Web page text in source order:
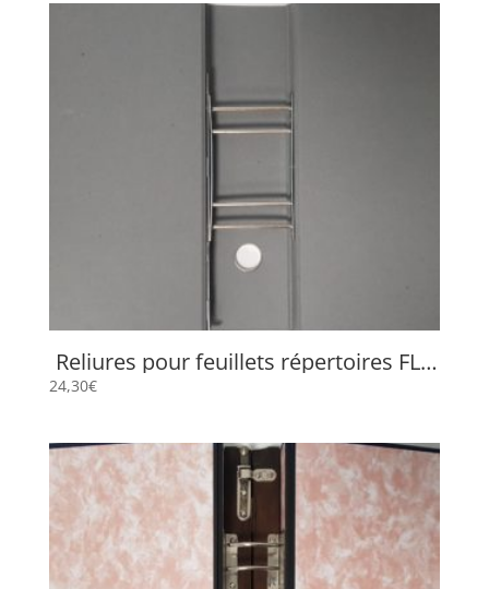
Reliures pour feuillets répertoires FLP
24,30€